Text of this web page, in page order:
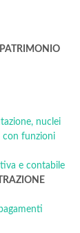
nuclei
con funzioni
e contabile